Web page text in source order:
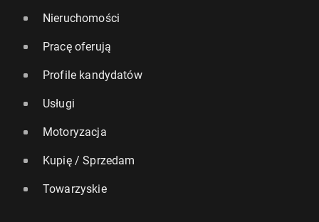
Nieruchomości
Pracę oferują
Profile kandydatów
Usługi
Motoryzacja
Kupię / Sprzedam
Towarzyskie